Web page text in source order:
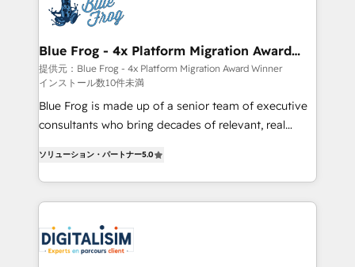
get more from your investment in HubSpot.
www.bbdboom.com
Implementation partner, we provide expertise to
drive your business forward. Since 2015 we are fully
dedicated to HubSpot and with an experienced
team (50+), we work with reputable companies in
B2B sectors such as manufacturing, SaaS and
business services. We prepare a customized
business case that demonstrates the value and
detailed financial rationale with a focus on ROI and
TCO. As a trusted extension of your team, we
believe in the power of partnership. Together, we
business up for long-term success. Unlock your
business. If not now, when?
Blue Frog - 4x Platform Migration Award
Winner
提供元：Blue Frog - 4x Platform Migration Award Winner
インストール数10件未満
Blue Frog is made up of a senior team of executive
consultants who bring decades of relevant, real
Frog is a top, trusted partner in HubSpot's
ecosystem for a reason. Their team brings over a
decade of experience to the table, along with deep
for driving growth. They are committed to helping
our customers grow and finding solutions that fit
ソリューション・パートナー5.0